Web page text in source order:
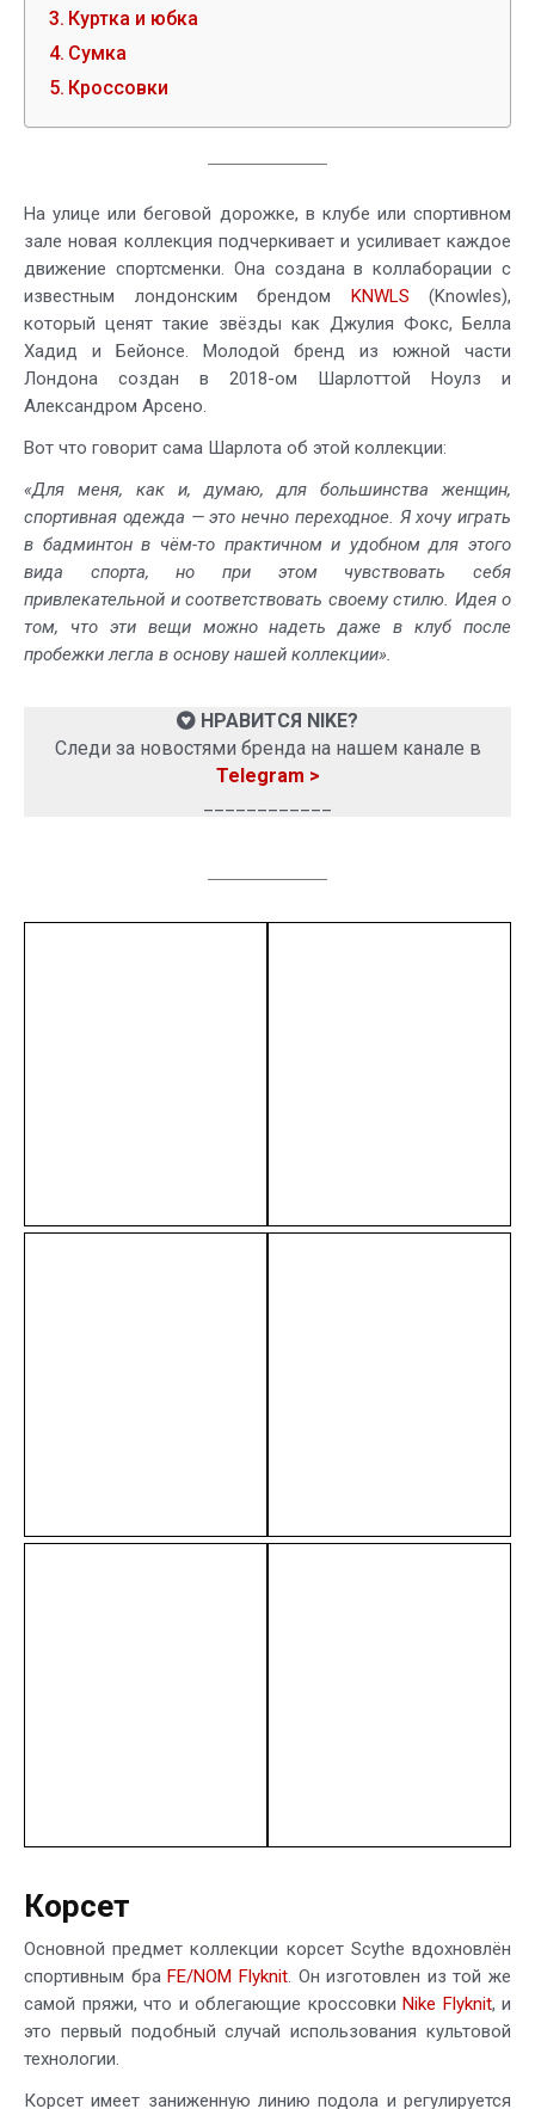
Куртка и юбка
Сумка
Кроссовки
На улице или беговой дорожке, в клубе или спортивном
зале новая коллекция подчеркивает и усиливает каждое
движение спортсменки. Она создана в коллаборации с
известным лондонским брендом KNWLS (Knowles),
который ценят такие звёзды как Джулия Фокс, Белла
Хадид и Бейонсе. Молодой бренд из южной части
Лондона создан в 2018-ом Шарлоттой Ноулз и
Александром Арсено.
Вот что говорит сама Шарлота об этой коллекции:
«Для меня, как и, думаю, для большинства женщин,
спортивная одежда — это нечно переходное. Я хочу играть
в бадминтон в чём-то практичном и удобном для этого
вида спорта, но при этом чувствовать себя
привлекательной и соответствовать своему стилю. Идея о
том, что эти вещи можно надеть даже в клуб после
пробежки легла в основу нашей коллекции».
НРАВИТСЯ NIKE?
Следи за новостями бренда на нашем канале в
Telegram >
Корсет
Основной предмет коллекции корсет Scythe вдохновлён
спортивным браFE/NOM Flyknit. Он изготовлен из той же
самой пряжи, что и облегающие кроссовки Nike Flyknit, и
это первый подобный случай использования культовой
технологии.
Корсет имеет заниженную линию подола и регулируется